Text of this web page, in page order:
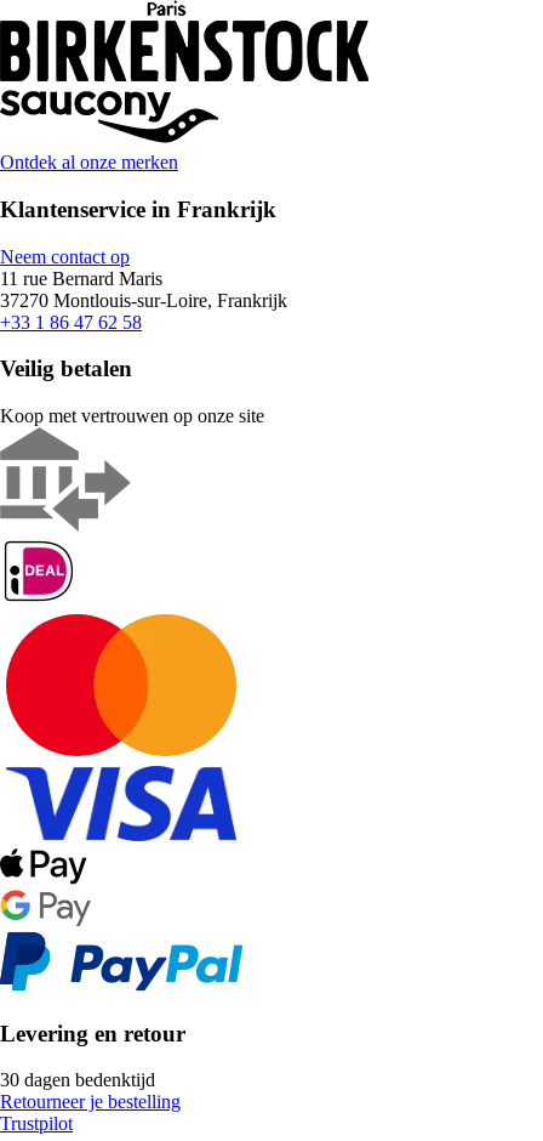
Ontdek al onze merken
Klantenservice in Frankrijk
Neem contact op
11 rue Bernard Maris
37270 Montlouis-sur-Loire, Frankrijk
+33 1 86 47 62 58
Veilig betalen
Koop met vertrouwen op onze site
Levering en retour
30 dagen bedenktijd
Retourneer je bestelling
Trustpilot